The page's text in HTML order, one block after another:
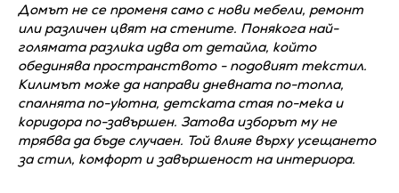
Домът не се променя само с нови мебели, ремонт
или различен цвят на стените. Понякога най-
голямата разлика идва от детайла, който
обединява пространството - подовият текстил.
Килимът може да направи дневната по-топла,
спалнята по-уютна, детската стая по-мека и
коридора по-завършен. Затова изборът му не
трябва да бъде случаен. Той влияе върху усещането
за стил, комфорт и завършеност на интериора.